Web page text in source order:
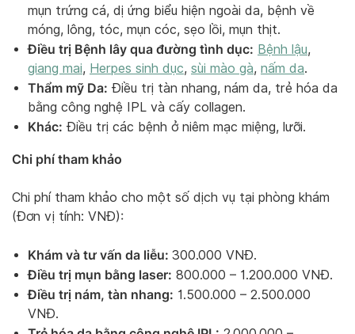
mụn trứng cá, dị ứng biểu hiện ngoài da, bệnh về
móng, lông, tóc, mụn cóc, sẹo lồi, mụn thịt.
Điều trị Bệnh lây qua đường tình dục: Bệnh lậu,
giang mai, Herpes sinh dục, sùi mào gà, nấm da.
Thẩm mỹ Da: Điều trị tàn nhang, nám da, trẻ hóa da
bằng công nghệ IPL và cấy collagen.
Khác: Điều trị các bệnh ở niêm mạc miệng, lưỡi.
Chi phí tham khảo
Chi phí tham khảo cho một số dịch vụ tại phòng khám
(Đơn vị tính: VNĐ):
Khám và tư vấn da liễu: 300.000 VNĐ.
Điều trị mụn bằng laser: 800.000 – 1.200.000 VNĐ.
Điều trị nám, tàn nhang: 1.500.000 – 2.500.000
VNĐ.